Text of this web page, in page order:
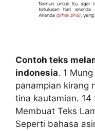
Contoh teks
indonesia. 1
panampian kirang
tina kautamian. 14
Membuat Teks
Seperti bahasa